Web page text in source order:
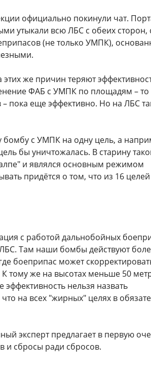
официально покинули чат.
утыкали всю ЛБС с обеих сторон,
(не только УМПК),
этих же причин теряют
ФАБ с УМПК по площадям – то
пока еще эффективно. Но на ЛБС
с УМПК на одну цель, а
бы уничтожалась. В старину
и являлся основным режимом
придётся о том, что из 16
с работой дальнобойных
Там наши бомбы действуют
боеприпас может
тому же на высотах меньше 50
эффективность нельзя назвать
на всех "жирных" целях в
эксперт предлагает в первую
и сбросы ради сбросов.